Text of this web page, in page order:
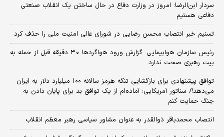
سردار ابن‌الرضا: امروز در وزارت دفاع در حال ساختن یک انقلاب صنعتی
دفاعی هستیم
تسنیم خبر انتصاب محسن رضایی در شورای عالی امنیت ملی را حذف کرد
رئیس سازمان هواپیمایی: گزارش ورود هواگردها ٣٠ دقیقه قبل از حمله به
بیت رهبری صحت ندارد
توافق پیشنهادی برای بازگشایی تنگه هرمز سالانه ۱۰۰ میلیارد دلار به ایران
می‌دهد!/ سناتور آمریکایی: آماده‌ام از یک توافق بد برای پایان دادن به
جنگ حمایت کنم
انتصاب محمدباقر ذوالقدر به عنوان مشاور سیاسی رهبر معظم انقلاب